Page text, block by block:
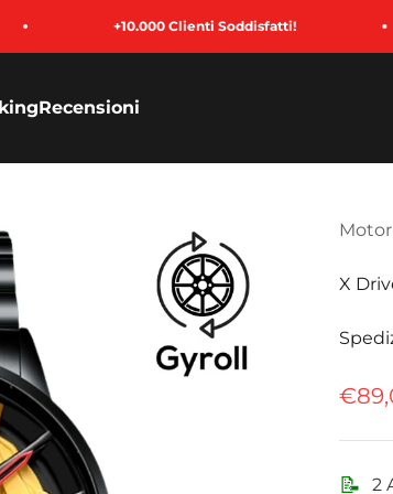
+10.000 Clienti Soddisfatti!
Recensioni
X
📝 2